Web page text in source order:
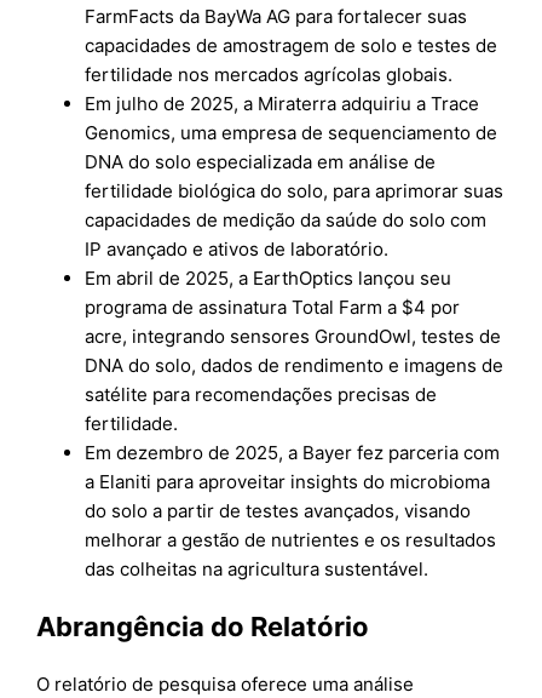
FarmFacts da BayWa AG para fortalecer suas
capacidades de amostragem de solo e testes de
fertilidade nos mercados agrícolas globais.
Em julho de 2025, a Miraterra adquiriu a Trace
Genomics, uma empresa de sequenciamento de
DNA do solo especializada em análise de
fertilidade biológica do solo, para aprimorar suas
capacidades de medição da saúde do solo com
IP avançado e ativos de laboratório.
Em abril de 2025, a EarthOptics lançou seu
programa de assinatura Total Farm a $4 por
acre, integrando sensores GroundOwl, testes de
DNA do solo, dados de rendimento e imagens de
satélite para recomendações precisas de
fertilidade.
Em dezembro de 2025, a Bayer fez parceria com
a Elaniti para aproveitar insights do microbioma
do solo a partir de testes avançados, visando
melhorar a gestão de nutrientes e os resultados
das colheitas na agricultura sustentável.
Abrangência do Relatório
O relatório de pesquisa oferece uma análise